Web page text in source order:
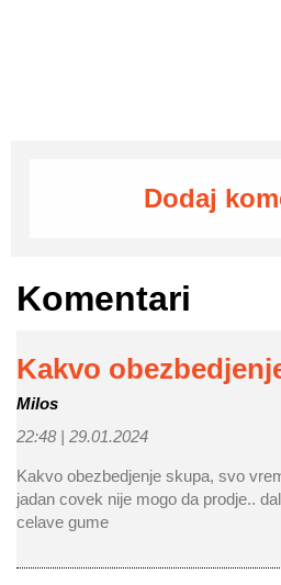
Dodaj
Komentari
Kakvo
Milos
22:48 | 29.01.2024
Kakvo obezbedjenje skupa, svo
jadan covek nije mogo da prodje..
celave gume